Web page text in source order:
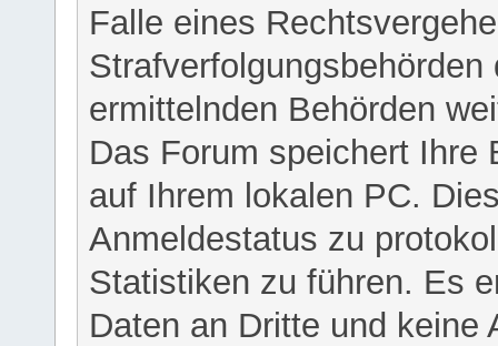
Falle eines
ermittelnden Behörden
Das Forum speichert Ihre
auf Ihrem lokalen PC.
Anmeldestatus zu
Statistiken zu führen. Es
Daten an Dritte und keine